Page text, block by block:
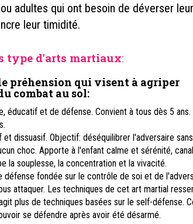
adultes qui ont besoin de déverser
leur timidité.
type d'arts martiaux:
préhension qui visent à agriper
combat au sol:
éducatif et de défense. Convient à tous dès 5 ans.
dissuasif. Objectif: déséquilibrer l'adversaire
choc. Apporte à l'enfant calme et sérénité,
la souplesse, la concentration et la vivacité.
fondée sur le contrôle de soi et de
attaquer. Les techniques de cet art martial
plus de techniques basées sur le self-défense.
se défendre après avoir été désarmé.